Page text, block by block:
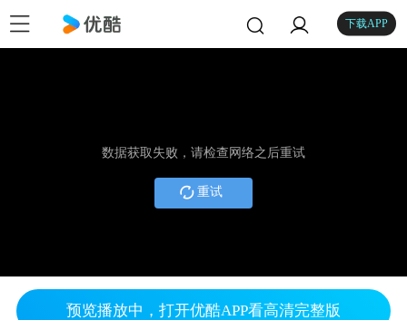
下载APP
数据获取失败，请检查网络之后重试
重试
预览播放中，打开优酷APP看高清完整版